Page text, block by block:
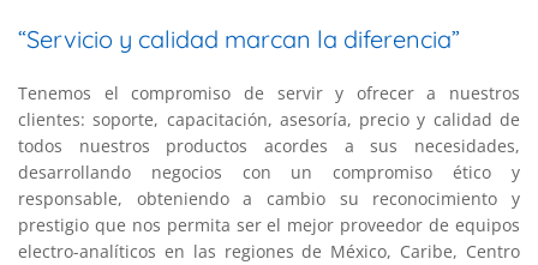
“Servicio y calidad marcan la diferencia”
Tenemos el compromiso de servir y ofrecer a nuestros
clientes: soporte, capacitación, asesoría, precio y calidad de
todos nuestros productos acordes a sus necesidades,
desarrollando negocios con un compromiso ético y
responsable, obteniendo a cambio su reconocimiento y
prestigio que nos permita ser el mejor proveedor de equipos
electro-analíticos en las regiones de México, Caribe, Centro